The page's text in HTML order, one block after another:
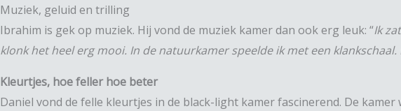
Muziek, geluid en trilling
Ibrahim is gek op muziek. Hij vond de muziek kamer dan ook erg leuk: “Ik
klonk het heel erg mooi. In de natuurkamer speelde ik met een
Kleurtjes, hoe feller hoe beter
Daniel vond de felle kleurtjes in de black-light kamer fascinerend. De